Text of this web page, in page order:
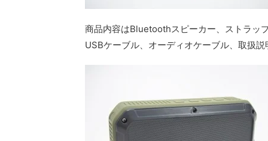
商品内容はBluetoothスピーカー、ストラッ
USBケーブル、オーディオケーブル、取扱